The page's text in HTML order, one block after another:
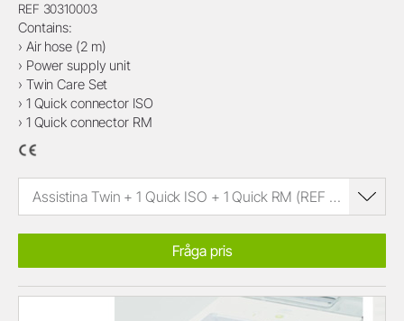
REF 30310003
Contains:
› Air hose (2 m)
› Power supply unit
› Twin Care Set
› 1 Quick connector ISO
› 1 Quick connector RM
Assistina Twin + 1 Quick ISO + 1 Quick RM (REF 30310003)
Fråga pris